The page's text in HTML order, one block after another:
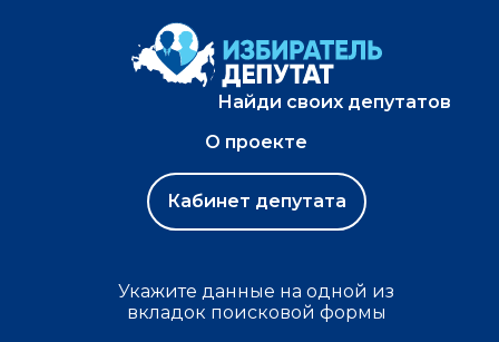
Найди своих депутатов
О проекте
Кабинет депутата
Укажите данные на одной из
вкладок поисковой формы